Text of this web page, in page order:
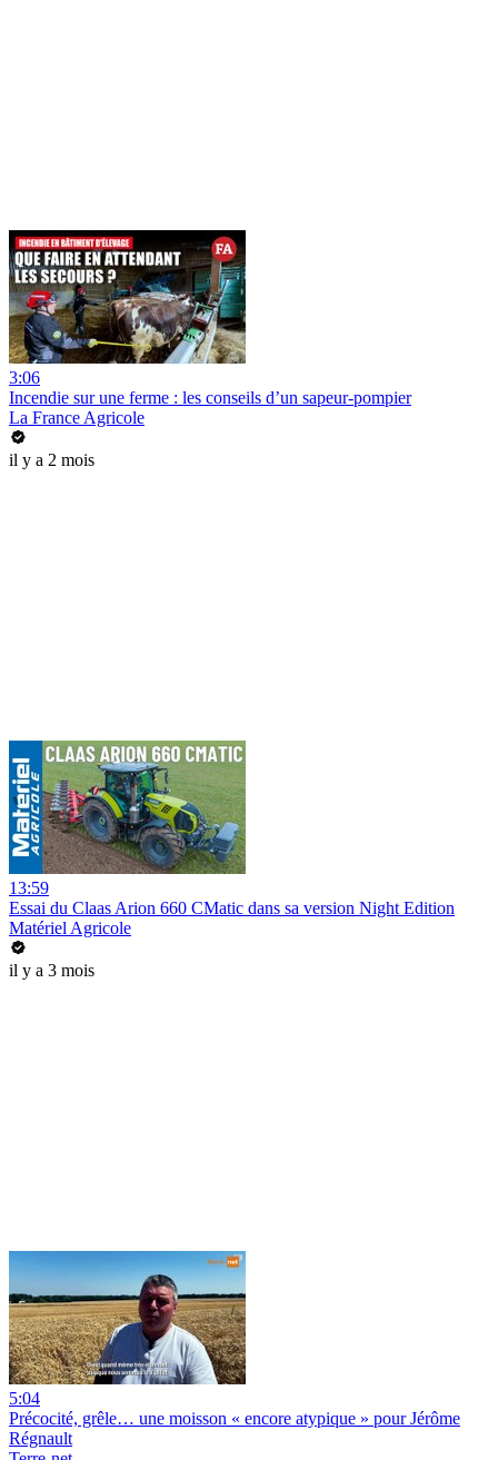
3:06
Incendie sur une ferme : les conseils d’un sapeur-pompier
La France Agricole
il y a 2 mois
13:59
Essai du Claas Arion 660 CMatic dans sa version Night Edition
Matériel Agricole
il y a 3 mois
5:04
Précocité, grêle… une moisson « encore atypique » pour Jérôme
Régnault